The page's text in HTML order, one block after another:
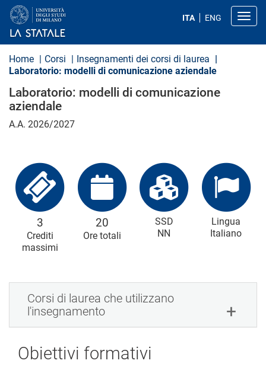
a
ITA ENG
Home Corsi
Insegnamenti dei corsi di laurea
Laboratorio: modelli di comunicazione aziendale
Laboratorio: modelli di comunicazione
aziendale
A.A. 2026/2027
3
Crediti
massimi
20
Ore totali
SSD
NN
Lingua
Italiano
Corsi di laurea che utilizzano
l'insegnamento
Obiettivi formativi